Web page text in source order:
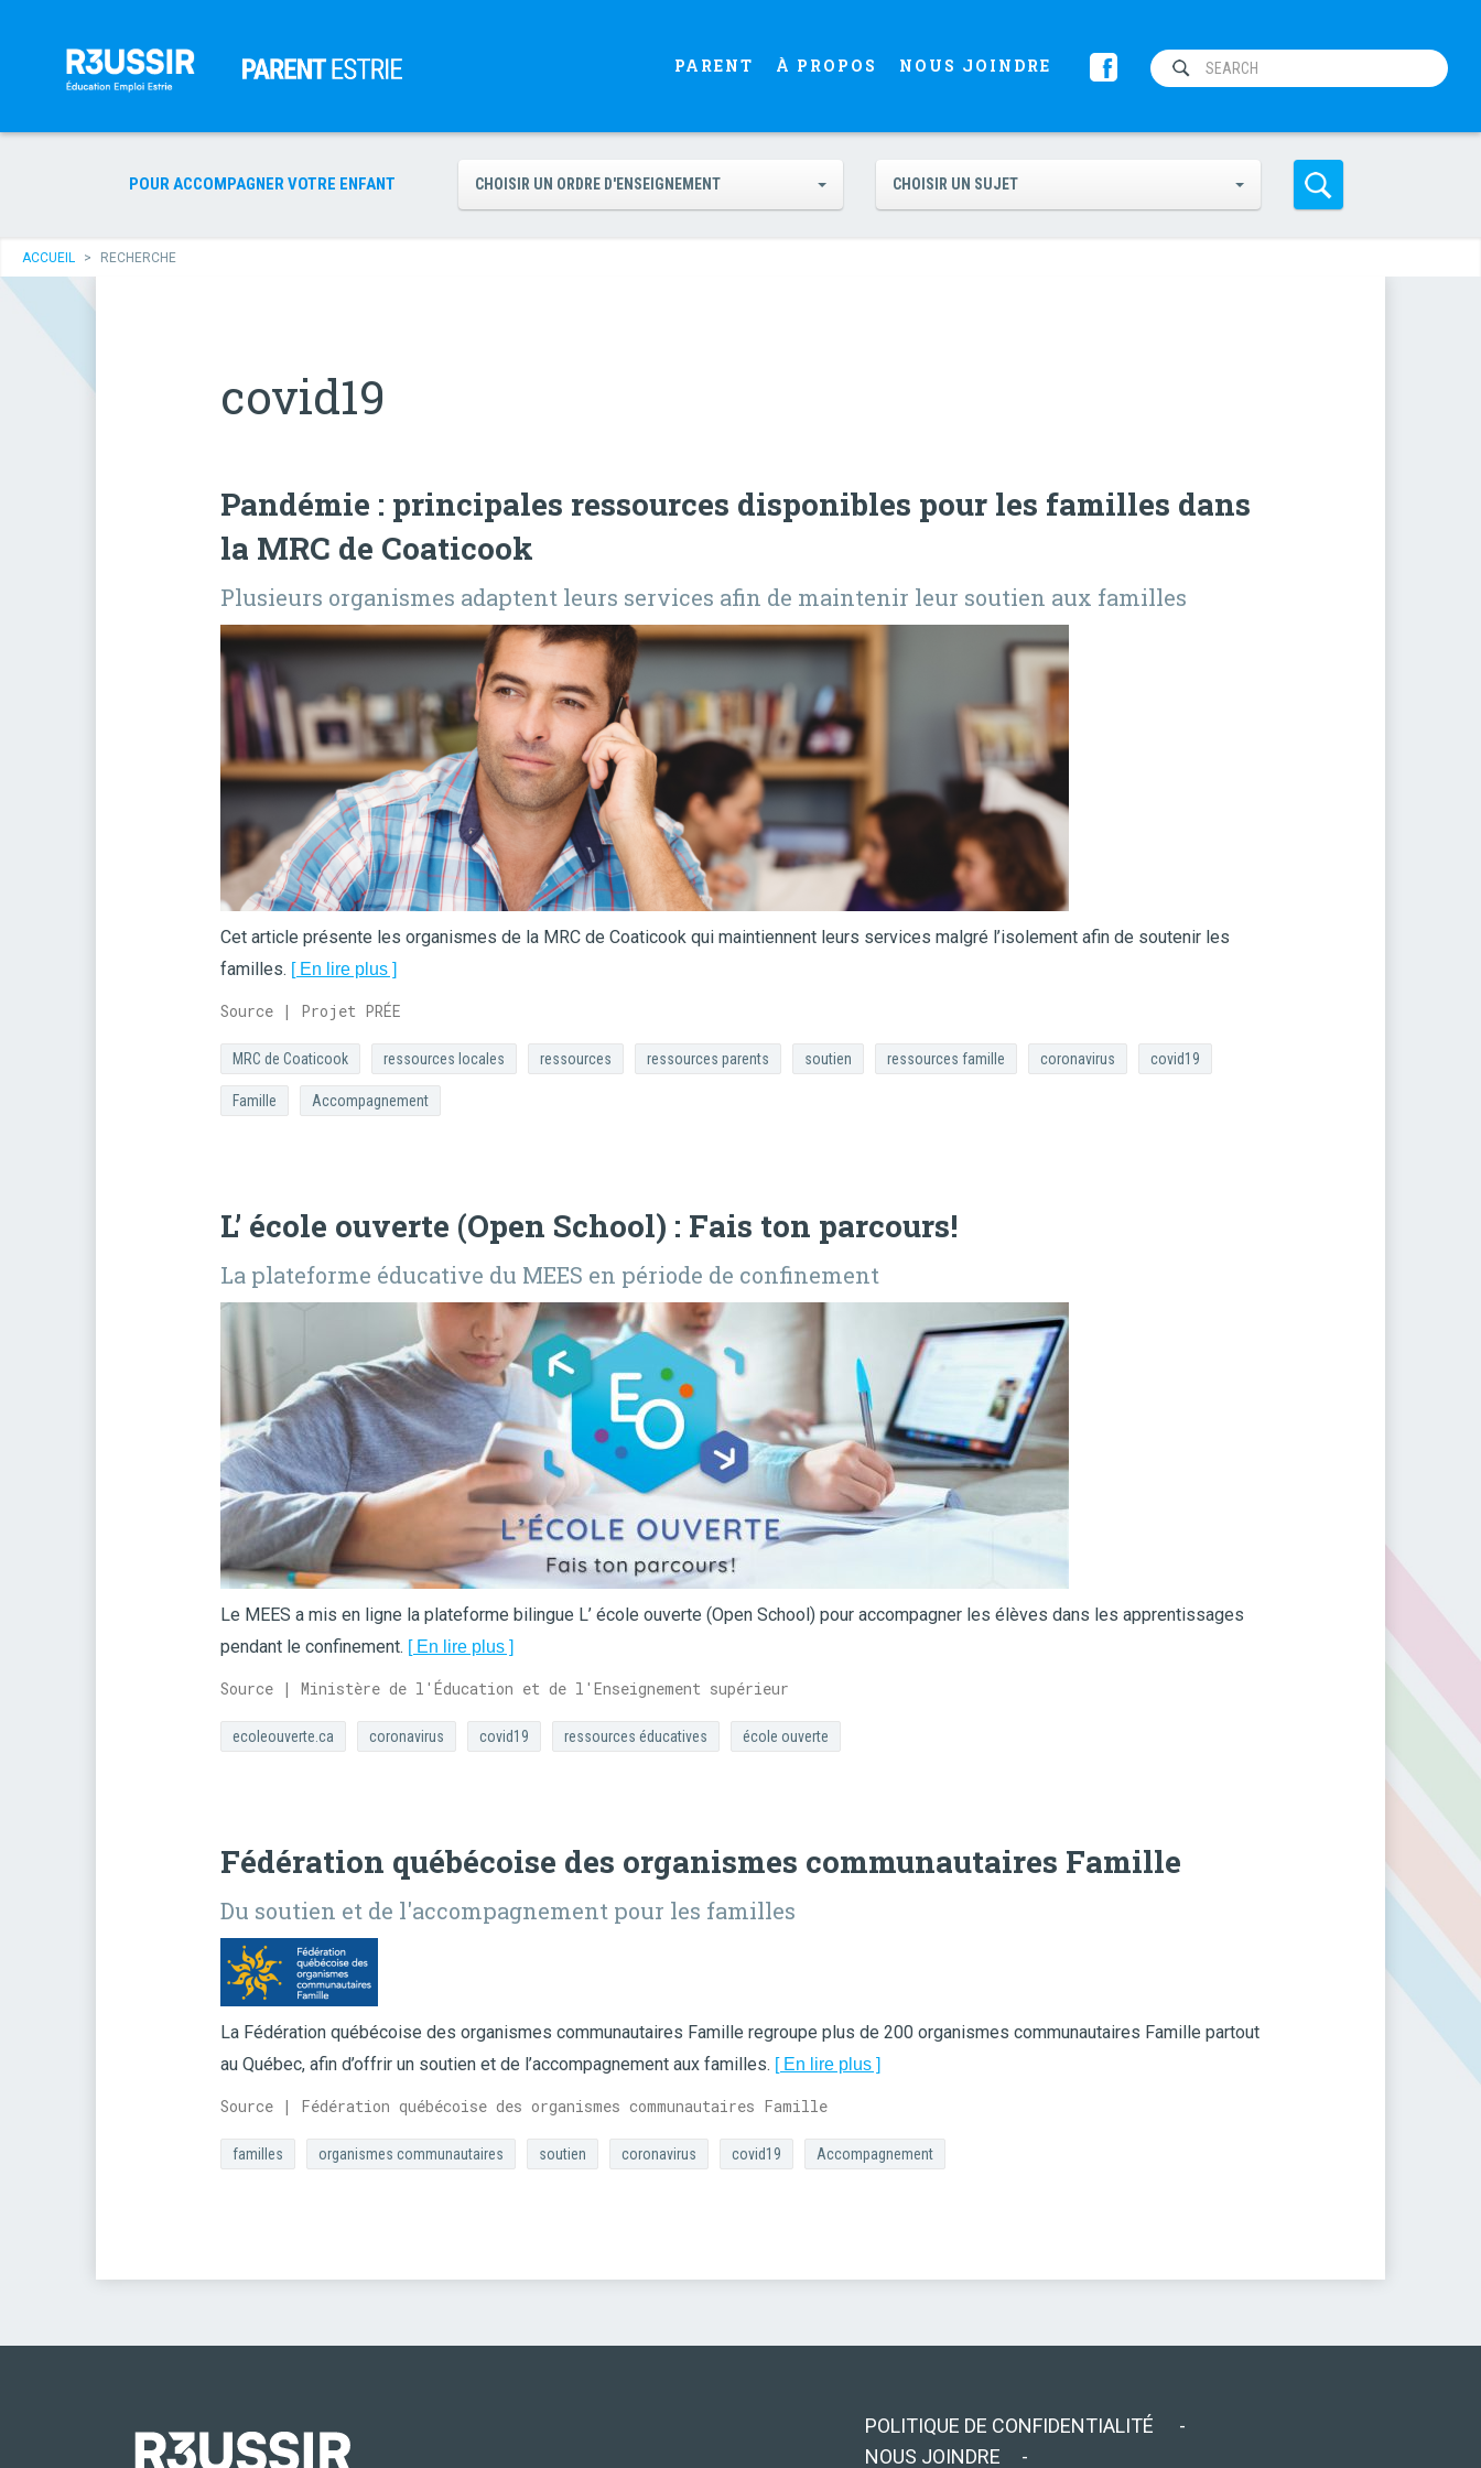
PARENT À PROPOS NOUS JOINDRE
POUR ACCOMPAGNER VOTRE ENFANT CHOISIR UN ORDRE D'ENSEIGNEMENT CHOISIR UN SUJET
ACCUEIL > RECHERCHE
covid19
Pandémie : principales ressources disponibles pour les familles dans
la MRC de Coaticook
Plusieurs organismes adaptent leurs services afin de maintenir leur soutien aux familles
Cet article présente les organismes de la MRC de Coaticook qui maintiennent leurs services malgré l’isolement afin de soutenir les
familles. [ En lire plus ]
Source | Projet PRÉE
MRC de Coaticook ressources locales ressources ressources parents soutien ressources famille coronavirus covid19
Famille Accompagnement
L’ école ouverte (Open School) : Fais ton parcours!
La plateforme éducative du MEES en période de confinement
Le MEES a mis en ligne la plateforme bilingue L’ école ouverte (Open School) pour accompagner les élèves dans les apprentissages
pendant le confinement. [ En lire plus ]
Source | Ministère de l'Éducation et de l'Enseignement supérieur
ecoleouverte.ca coronavirus covid19 ressources éducatives école ouverte
Fédération québécoise des organismes communautaires Famille
Du soutien et de l'accompagnement pour les familles
La Fédération québécoise des organismes communautaires Famille regroupe plus de 200 organismes communautaires Famille partout
au Québec, afin d’offrir un soutien et de l’accompagnement aux familles. [ En lire plus ]
Source | Fédération québécoise des organismes communautaires Famille
familles organismes communautaires soutien coronavirus covid19 Accompagnement
POLITIQUE DE CONFIDENTIALITÉ
NOUS JOINDRE